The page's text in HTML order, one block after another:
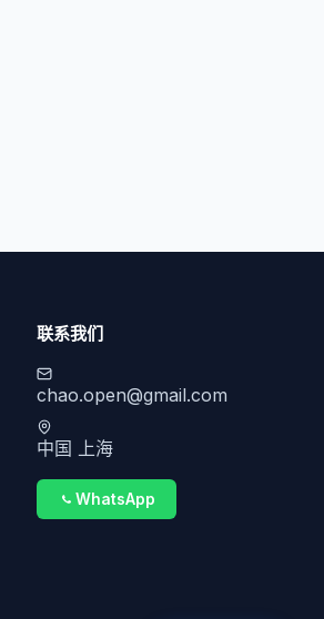
联系我们
chao.open@gmail.com
中国 上海
WhatsApp